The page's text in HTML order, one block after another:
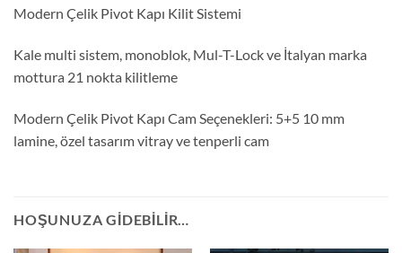
Modern Çelik Pivot Kapı Kilit Sistemi
Kale multi sistem, monoblok, Mul-T-Lock ve İtalyan marka
mottura 21 nokta kilitleme
Modern Çelik Pivot Kapı Cam Seçenekleri: 5+5 10 mm
lamine, özel tasarım vitray ve tenperli cam
HOŞUNUZA GIDEBILIR…